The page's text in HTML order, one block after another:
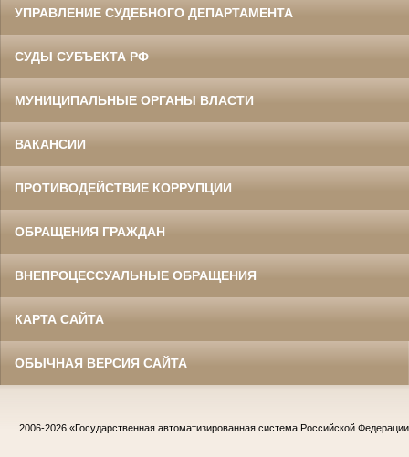
УПРАВЛЕНИЕ СУДЕБНОГО ДЕПАРТАМЕНТА
СУДЫ СУБЪЕКТА РФ
МУНИЦИПАЛЬНЫЕ ОРГАНЫ ВЛАСТИ
ВАКАНСИИ
ПРОТИВОДЕЙСТВИЕ КОРРУПЦИИ
ОБРАЩЕНИЯ ГРАЖДАН
ВНЕПРОЦЕССУАЛЬНЫЕ ОБРАЩЕНИЯ
КАРТА САЙТА
ОБЫЧНАЯ ВЕРСИЯ САЙТА
2006-2026 «Государственная автоматизированная система Российской